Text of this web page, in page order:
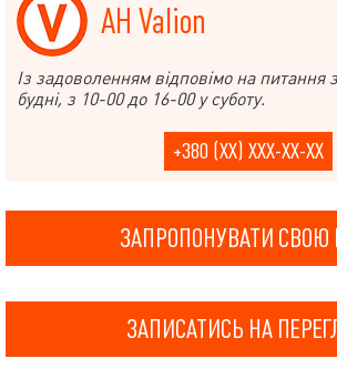
АН Valion
Із задоволенням відповімо на питання
будні, з 10-00 до 16-00 у суботу.
+380 (XX) XXX-XX-XX
ЗАПРОПОНУВАТИ СВОЮ
ЗАПИСАТИСЬ НА